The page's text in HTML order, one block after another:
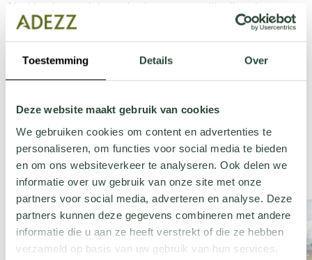
Toestemming Details Over
Deze website maakt gebruik van cookies
We gebruiken cookies om content en advertenties te
personaliseren, om functies voor social media te bieden
en om ons websiteverkeer te analyseren. Ook delen we
informatie over uw gebruik van onze site met onze
partners voor social media, adverteren en analyse. Deze
partners kunnen deze gegevens combineren met andere
informatie die u aan ze heeft verstrekt of die ze hebben
verzameld op basis van uw gebruik van hun services.
Haal het beste uit je stadstuin met een stijlvolle mix van
natuurlijke materialen zoals hout en baksteen. Vul de
ruimte met klimplanten, bloeiende bloemen en kleine
bomen voor een groene oase. Richt een comfortabele
stedelijke retreat, perfect voor lange avonden vol